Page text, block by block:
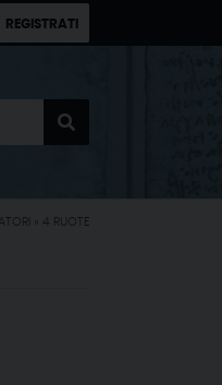
REGISTRATI
4 RUOTE